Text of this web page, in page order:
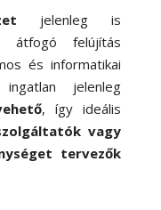
jelenleg is
átfogó felújítás
és informatikai
jelenleg
, így ideális
vagy
tervezők